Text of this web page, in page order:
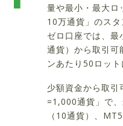
量や最小・最大ロ
10万通貨」のス
ゼロ口座では、
通貨）から取引可
ンあたり50ロット
少額資金から取引
=1,000通貨」で
（10通貨）、